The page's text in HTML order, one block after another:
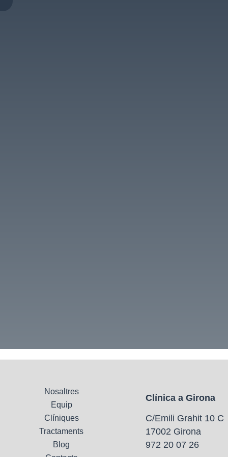
Nosaltres
Equip
Clíniques
Tractaments
Blog
Clínica a Girona
C/Emili Grahit 10 C
17002 Girona
972 20 07 26